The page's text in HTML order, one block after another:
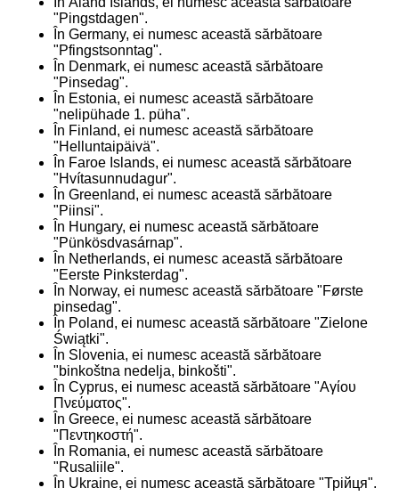
"Pingstdagen".
În Germany, ei numesc această sărbătoare
"Pfingstsonntag".
În Denmark, ei numesc această sărbătoare
"Pinsedag".
În Estonia, ei numesc această sărbătoare
"nelipühade 1. püha".
În Finland, ei numesc această sărbătoare
"Helluntaipäivä".
În Faroe Islands, ei numesc această sărbătoare
"Hvítasunnudagur".
În Greenland, ei numesc această sărbătoare
"Piinsi".
În Hungary, ei numesc această sărbătoare
"Pünkösdvasárnap".
În Netherlands, ei numesc această sărbătoare
"Eerste Pinksterdag".
În Norway, ei numesc această sărbătoare "Første
pinsedag".
În Poland, ei numesc această sărbătoare "Zielone
Świątki".
În Slovenia, ei numesc această sărbătoare
"binkoštna nedelja, binkošti".
În Cyprus, ei numesc această sărbătoare "Αγίου
Πνεύματος".
În Greece, ei numesc această sărbătoare
"Πεντηκοστή".
În Romania, ei numesc această sărbătoare
"Rusaliile".
În Ukraine, ei numesc această sărbătoare "Трійця".